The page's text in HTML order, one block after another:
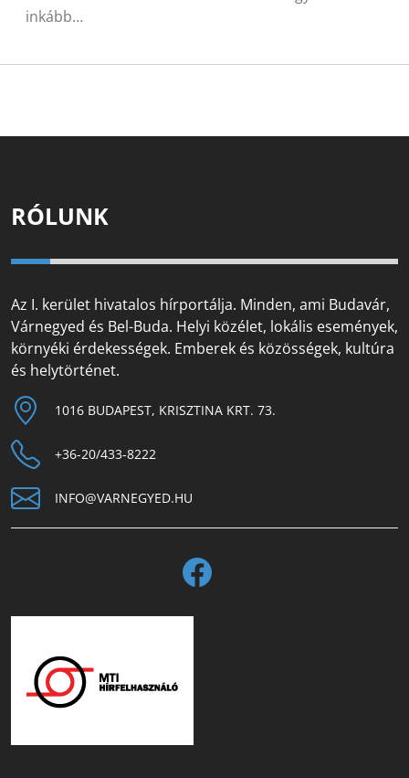
inkább…
RÓLUNK
Az I. kerület hivatalos hírportálja. Minden, ami Budavár,
Várnegyed és Bel-Buda. Helyi közélet, lokális események,
környéki érdekességek. Emberek és közösségek, kultúra
és helytörténet.
1016 BUDAPEST, KRISZTINA KRT. 73.
+36-20/433-8222
INFO@VARNEGYED.HU